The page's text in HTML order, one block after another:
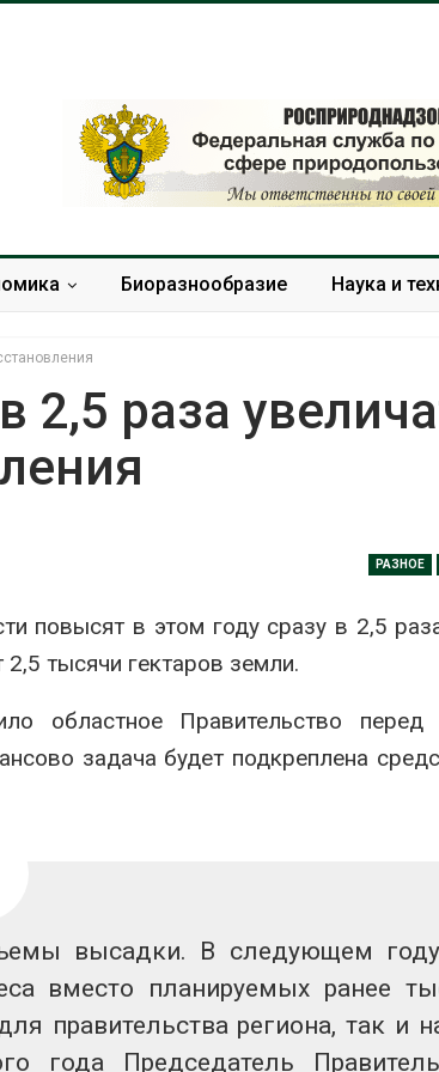
Биоразнообразие Наука и
2,5 раза
РАЗНОЕ
повысят в этом году сразу в 2,5
тысячи гектаров земли.
областное Правительство перед
задача будет подкреплена
высадки. В следующем
вместо планируемых ранее
правительства региона, так и
года Председатель
вода с крыш
помочь городам
мусорных
загрузку
провинции
человек
для сбора
Авг 7, 2026
Евросоюз
без
Авг 7, 2026
Камчатские
олени